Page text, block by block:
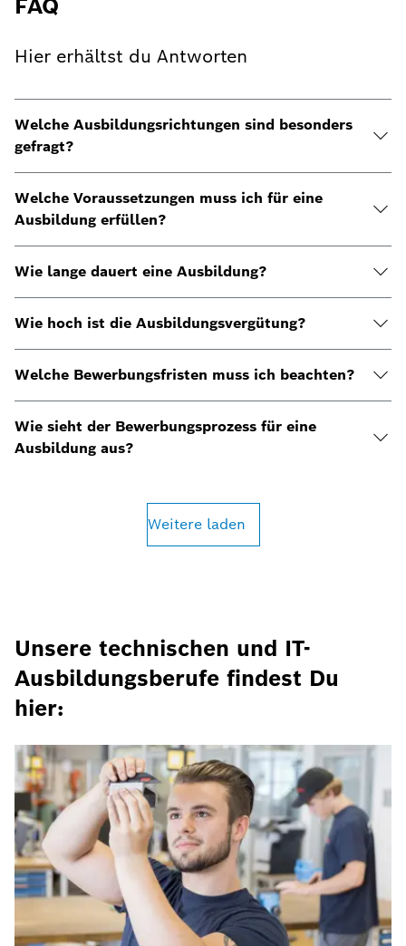
FAQ
Hier erhältst du Antworten
Welche Ausbildungsrichtungen sind besonders
gefragt?
Welche Voraussetzungen muss ich für eine
Ausbildung erfüllen?
Wie lange dauert eine Ausbildung?
Wie hoch ist die Ausbildungsvergütung?
Welche Bewerbungsfristen muss ich beachten?
Wie sieht der Bewerbungsprozess für eine
Ausbildung aus?
Weitere laden
Unsere technischen und IT-
Ausbildungsberufe findest Du
hier: